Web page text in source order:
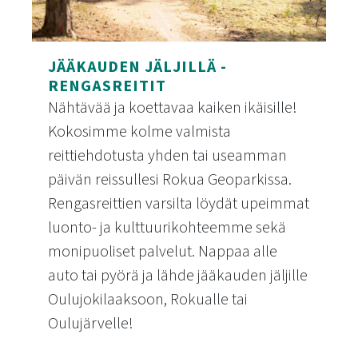
JÄÄKAUDEN JÄLJILLÄ -
RENGASREITIT
Nähtävää ja koettavaa kaiken ikäisille!
Kokosimme kolme valmista
reittiehdotusta yhden tai useamman
päivän reissullesi Rokua Geoparkissa.
Rengasreittien varsilta löydät upeimmat
luonto- ja kulttuurikohteemme sekä
monipuoliset palvelut. Nappaa alle
auto tai pyörä ja lähde jääkauden jäljille
Oulujokilaaksoon, Rokualle tai
Oulujärvelle!